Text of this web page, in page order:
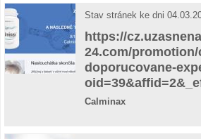
Stav stránek ke dni
https://
24.com/
doporucovane-
Calminax